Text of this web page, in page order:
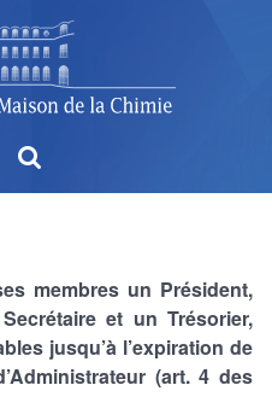
Rechercher
membres un Président,
et un Trésorier,
jusqu’à l’expiration de
(art. 4 des